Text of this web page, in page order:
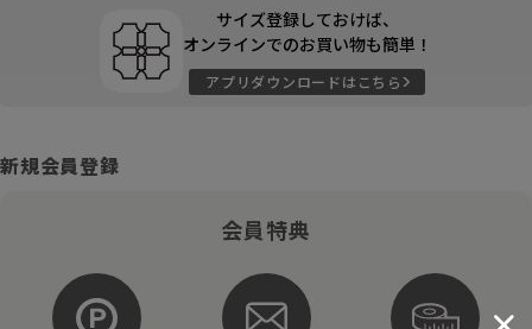
サイズ登録しておけば、
オンラインでのお買い物も簡単！
アプリダウンロードはこちら
新規会員登録
会員特典